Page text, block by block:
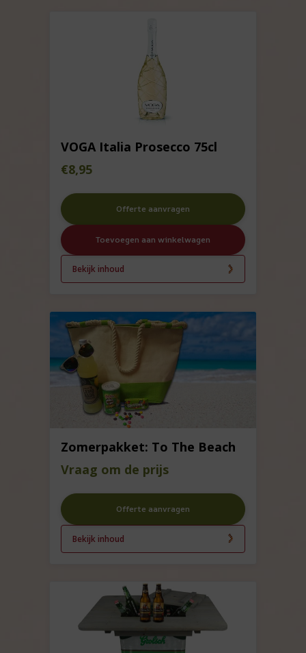
VOGA Italia Prosecco 75cl
€8,95
Offerte aanvragen
Toevoegen aan winkelwagen
Bekijk inhoud
Zomerpakket: To The Beach
Vraag om de prijs
Offerte aanvragen
Bekijk inhoud